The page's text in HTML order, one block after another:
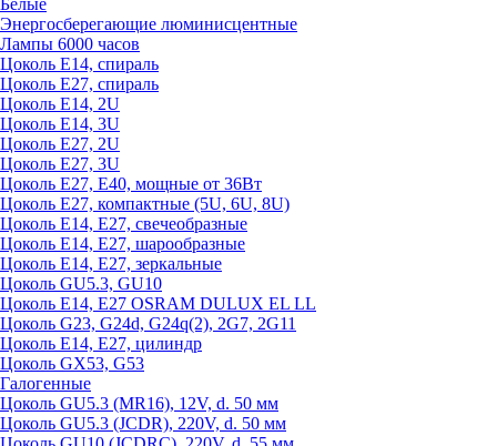
Белые
Энергосберегающие люминисцентные
Лампы 6000 часов
Цоколь Е14, спираль
Цоколь Е27, спираль
Цоколь Е14, 2U
Цоколь Е14, 3U
Цоколь Е27, 2U
Цоколь Е27, 3U
Цоколь Е27, Е40, мощные от 36Вт
Цоколь Е27, компактные (5U, 6U, 8U)
Цоколь Е14, Е27, свечеобразные
Цоколь Е14, Е27, шарообразные
Цоколь Е14, Е27, зеркальные
Цоколь GU5.3, GU10
Цоколь Е14, Е27 OSRAM DULUX EL LL
Цоколь G23, G24d, G24q(2), 2G7, 2G11
Цоколь Е14, Е27, цилиндр
Цоколь GX53, G53
Галогенные
Цоколь GU5.3 (MR16), 12V, d. 50 мм
Цоколь GU5.3 (JCDR), 220V, d. 50 мм